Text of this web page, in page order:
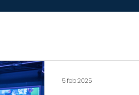
5 feb 2025